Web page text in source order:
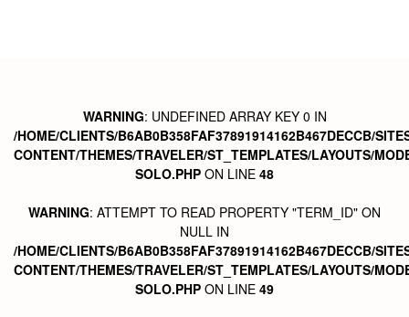
WARNING: UNDEFINED ARRAY KEY 0 IN
/HOME/CLIENTS/B6AB0B358FAF37891914162B467DECCB/
CONTENT/THEMES/TRAVELER/ST_TEMPLATES/LAYOUTS/
SOLO.PHP ON LINE 48
WARNING: ATTEMPT TO READ PROPERTY "TERM_ID" ON
NULL IN
/HOME/CLIENTS/B6AB0B358FAF37891914162B467DECCB/
CONTENT/THEMES/TRAVELER/ST_TEMPLATES/LAYOUTS/
SOLO.PHP ON LINE 49